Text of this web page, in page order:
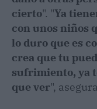
cierto". "Ya
con unos niños
lo duro que es
crea que tu
sufrimiento, ya
que ver",